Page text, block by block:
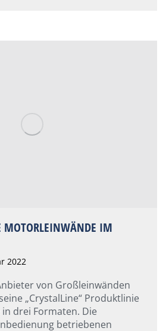
MOTORLEINWÄNDE IM
2022
von Großleinwänden
„CrystalLine“ Produktlinie
drei Formaten. Die
betriebenen